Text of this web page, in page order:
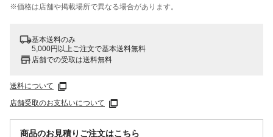
※価格は​店舗や​掲載場所で​異なる​場合が​あります。
基本送料のみ
5,000円以上ご注文で基本送料無料
店舗での受取は送料無料
送料について
店舗受取のお支払いについて
商品のお見積りご注文はこちら